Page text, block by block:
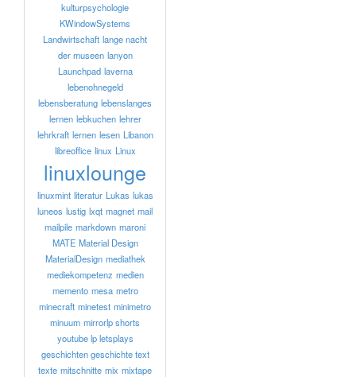
kulturpsychologie
KWindowSystems
Landwirtschaft lange nacht
der museen lanyon
Launchpad laverna
lebenohnegeld
lebensberatung lebenslanges
lernen lebkuchen lehrer
lehrkraft lernen lesen Libanon
libreoffice linux Linux
linuxlounge
linuxmint literatur Lukas lukas
luneos lustig lxqt magnet mail
mailpile markdown maroni
MATE Material Design
MaterialDesign mediathek
mediekompetenz medien
memento mesa metro
minecraft minetest minimetro
minuum mirrorlp shorts
youtube lp letsplays
geschichten geschichte text
texte mitschnitte mix mixtape